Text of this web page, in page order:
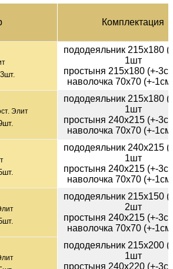
Ком­плек­тация
шт.
пододеяльник 215х180
1шт
простыня 215х180 (+-
наволочка 70х70 (+-
Элит
шт.
пододеяльник 215х180
1шт
простыня 240х215 (+-
наволочка 70х70 (+-
шт.
пододеяльник 240х215
1шт
простыня 240х215 (+-
наволочка 70х70 (+-
шт.
пододеяльник 215х150
2шт
простыня 240х215 (+-
наволочка 70х70 (+-
пододеяльник 215х200
1шт
простыня 240х220 (+-